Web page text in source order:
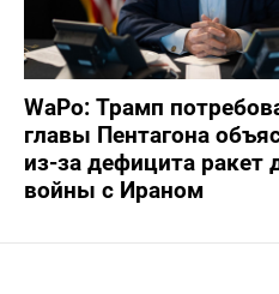
WaPo: Трамп
главы Пентагона
из-за дефицита ракет
войны с Ираном